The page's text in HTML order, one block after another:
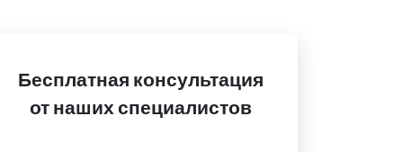
Бесплатная консультация
от наших специалистов